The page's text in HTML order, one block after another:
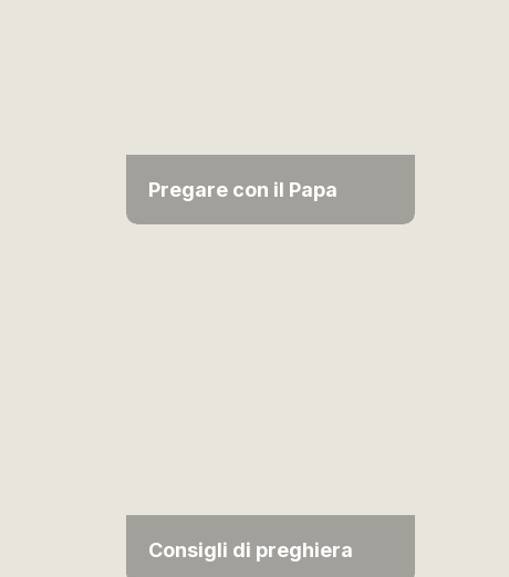
Pregare con il Papa
Consigli di preghiera